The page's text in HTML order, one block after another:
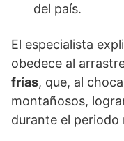
del país.
El especialista
obedece al
frías, que, al
montañosos,
durante el periodo